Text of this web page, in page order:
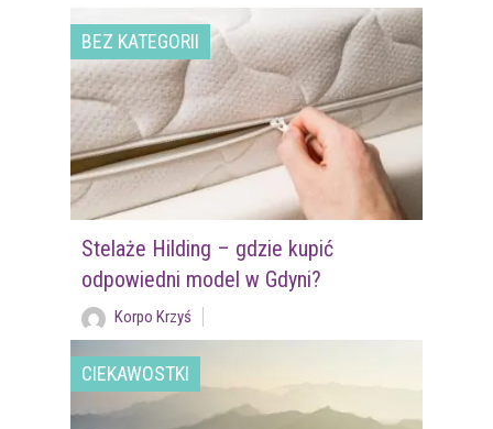
BEZ KATEGORII
Stelaże Hilding – gdzie kupić
odpowiedni model w Gdyni?
Korpo Krzyś
CIEKAWOSTKI